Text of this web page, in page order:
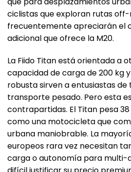
ciclistas que exploran rutas
frecuentemente apreciarán el
adicional que ofrece la M20.
La Fiido Titan está orientada a
capacidad de carga de 200 kg
robusta sirven a entusiastas de
transporte pesado. Pero esta
contrapartidas. El Titan pesa
como una motocicleta que
urbana maniobrable. La
europeos rara vez necesitan
carga o autonomía para multi-